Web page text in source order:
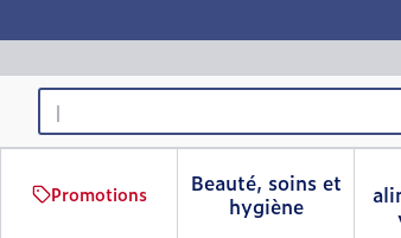
Rechercher
Promotions
Beauté, soins et
hygièneAfficher le